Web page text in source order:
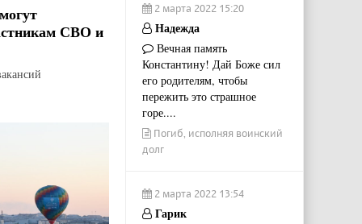
СВО и
2 марта 2022 15:20
Надежда
Вечная память
Константину! Дай Боже сил
его родителям, чтобы
пережить это страшное
горе....
Погиб, исполняя воинский
долг
2 марта 2022 13:54
Гарик